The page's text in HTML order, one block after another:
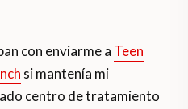
con enviarme a Teen
si mantenía mi
centro de tratamiento